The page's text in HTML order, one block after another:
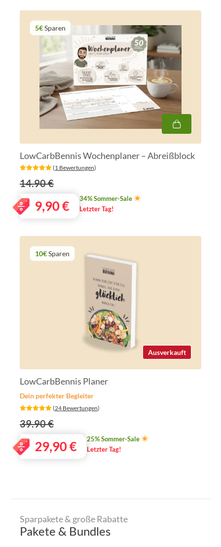
5€Sparen
LowCarbBennis Wochenplaner – Abreißblock
‎ (1 Bewertungen)
14.90 €
9,90€
34% Sommer-Sale
Letzter Tag!
Ausverkauft
10€Sparen
LowCarbBennis Planer
Dein perfekter Begleiter
‎ (24 Bewertungen)
39.90 €
29,90€
25% Sommer-Sale
Letzter Tag!
Sparpakete & große Rabatte
Pakete & Bundles